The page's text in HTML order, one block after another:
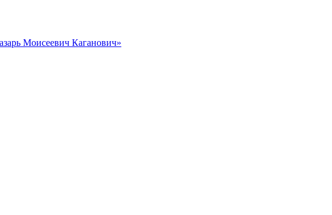
Моисеевич Каганович»